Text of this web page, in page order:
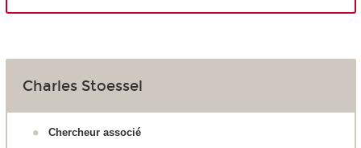
Charles Stoessel
Chercheur associé